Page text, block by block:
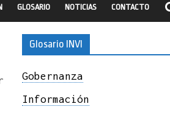
GLOSARIO NOTICIAS CONTACTO
Glosario INVI
Gobernanza
Información